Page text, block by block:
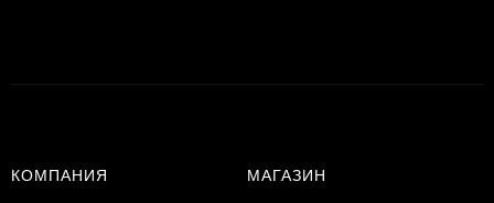
КОМПАНИЯ МАГАЗИН